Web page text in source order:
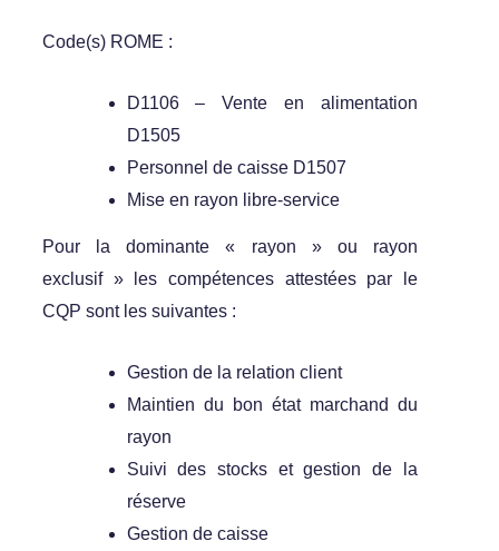
Code(s) ROME :
D1106 – Vente en alimentation
D1505
Personnel de caisse D1507
Mise en rayon libre-service
Pour la dominante « rayon » ou rayon
exclusif » les compétences attestées par le
CQP sont les suivantes :
Gestion de la relation client
Maintien du bon état marchand du
rayon
Suivi des stocks et gestion de la
réserve
Gestion de caisse